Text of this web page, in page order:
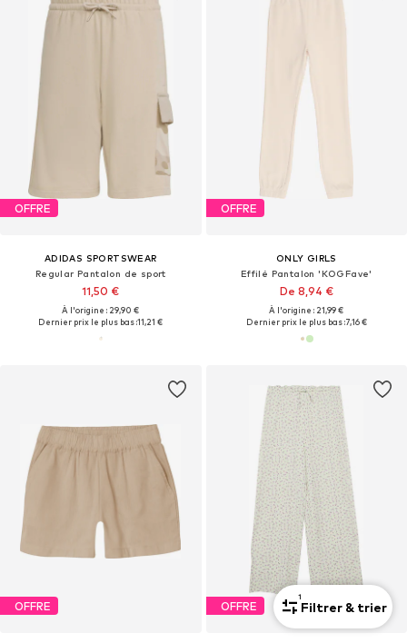
OFFRE
ADIDAS SPORTSWEAR
Regular Pantalon de sport
11,50 €
À l'origine : 29,90 €
Dernier prix le plus bas :11,21 €
OFFRE
ONLY GIRLS
Effilé Pantalon 'KOGFave'
De 8,94 €
À l'origine : 21,99 €
Dernier prix le plus bas :7,16 €
OFFRE OFFRE
1
Filtrer & trier